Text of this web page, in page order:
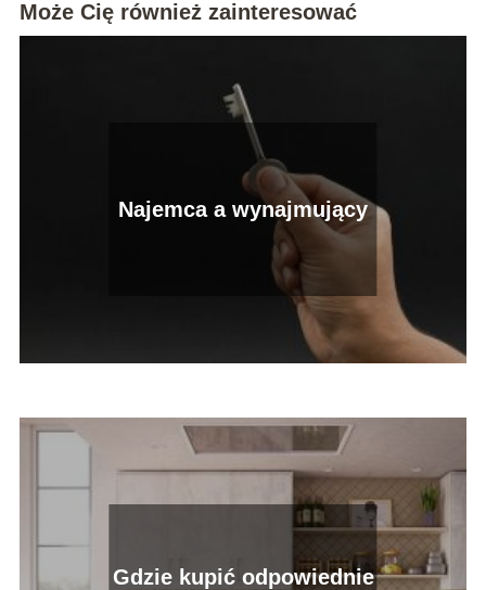
Może Cię również zainteresować
Najemca a wynajmujący
Gdzie kupić odpowiednie